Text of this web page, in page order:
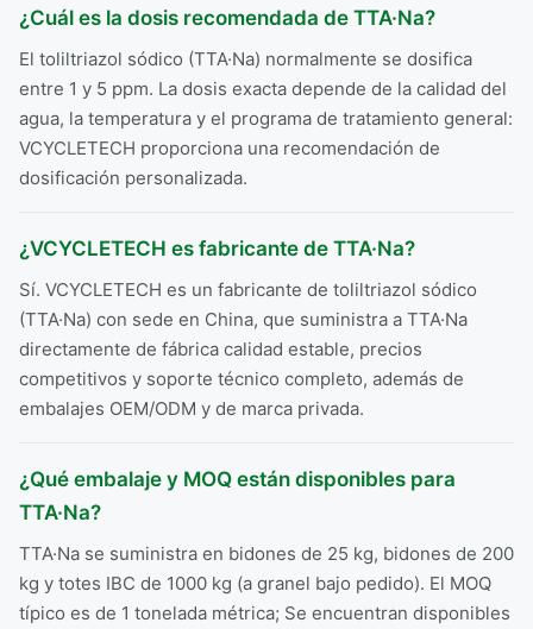
¿Cuál es la dosis recomendada de TTA·Na?
El toliltriazol sódico (TTA·Na) normalmente se dosifica
entre 1 y 5 ppm. La dosis exacta depende de la calidad del
agua, la temperatura y el programa de tratamiento general:
VCYCLETECH proporciona una recomendación de
dosificación personalizada.
¿VCYCLETECH es fabricante de TTA·Na?
Sí. VCYCLETECH es un fabricante de toliltriazol sódico
(TTA·Na) con sede en China, que suministra a TTA·Na
directamente de fábrica calidad estable, precios
competitivos y soporte técnico completo, además de
embalajes OEM/ODM y de marca privada.
¿Qué embalaje y MOQ están disponibles para
TTA·Na?
TTA·Na se suministra en bidones de 25 kg, bidones de 200
kg y totes IBC de 1000 kg (a granel bajo pedido). El MOQ
típico es de 1 tonelada métrica; Se encuentran disponibles